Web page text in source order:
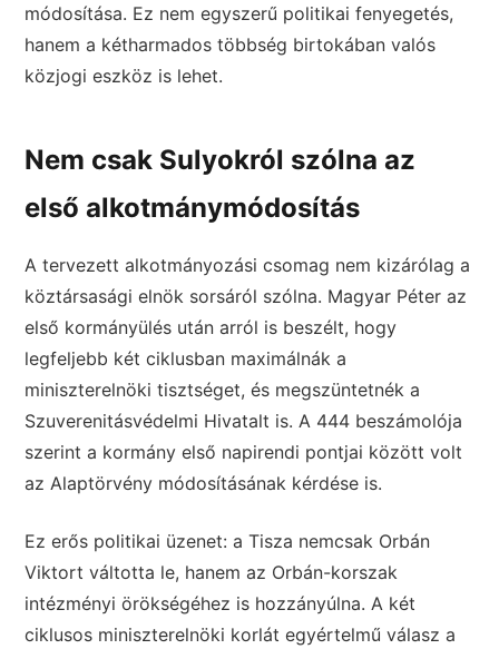
módosítása. Ez nem egyszerű politikai fenyegetés,
hanem a kétharmados többség birtokában valós
közjogi eszköz is lehet.
Nem csak Sulyokról szólna az
első alkotmánymódosítás
A tervezett alkotmányozási csomag nem kizárólag a
köztársasági elnök sorsáról szólna. Magyar Péter az
első kormányülés után arról is beszélt, hogy
legfeljebb két ciklusban maximálnák a
miniszterelnöki tisztséget, és megszüntetnék a
Szuverenitásvédelmi Hivatalt is. A 444 beszámolója
szerint a kormány első napirendi pontjai között volt
az Alaptörvény módosításának kérdése is.
Ez erős politikai üzenet: a Tisza nemcsak Orbán
Viktort váltotta le, hanem az Orbán-korszak
intézményi örökségéhez is hozzányúlna. A két
ciklusos miniszterelnöki korlát egyértelmű válasz a